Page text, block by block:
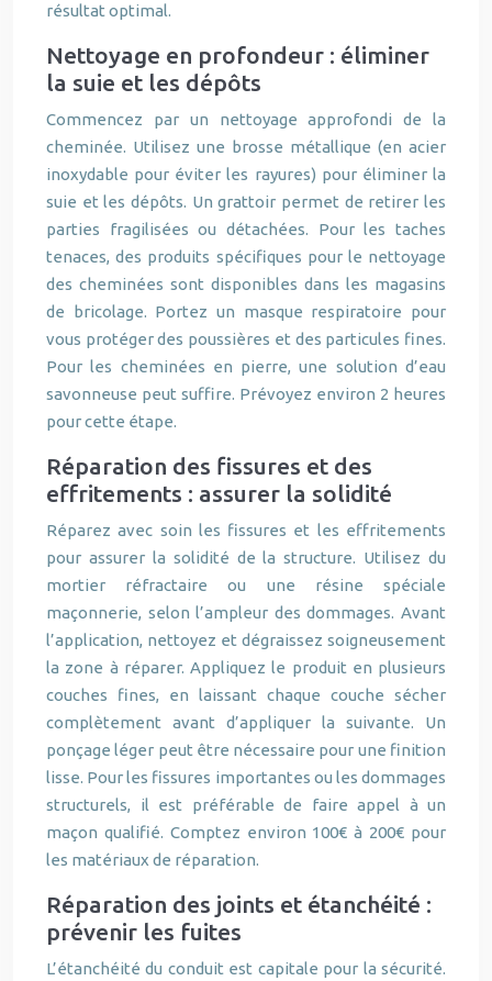
résultat optimal.
Nettoyage en profondeur : éliminer
la suie et les dépôts
Commencez par un nettoyage approfondi de la
cheminée. Utilisez une brosse métallique (en acier
inoxydable pour éviter les rayures) pour éliminer la
suie et les dépôts. Un grattoir permet de retirer les
parties fragilisées ou détachées. Pour les taches
tenaces, des produits spécifiques pour le nettoyage
des cheminées sont disponibles dans les magasins
de bricolage. Portez un masque respiratoire pour
vous protéger des poussières et des particules fines.
Pour les cheminées en pierre, une solution d’eau
savonneuse peut suffire. Prévoyez environ 2 heures
pour cette étape.
Réparation des fissures et des
effritements : assurer la solidité
Réparez avec soin les fissures et les effritements
pour assurer la solidité de la structure. Utilisez du
mortier réfractaire ou une résine spéciale
maçonnerie, selon l’ampleur des dommages. Avant
l’application, nettoyez et dégraissez soigneusement
la zone à réparer. Appliquez le produit en plusieurs
couches fines, en laissant chaque couche sécher
complètement avant d’appliquer la suivante. Un
ponçage léger peut être nécessaire pour une finition
lisse. Pour les fissures importantes ou les dommages
structurels, il est préférable de faire appel à un
maçon qualifié. Comptez environ 100€ à 200€ pour
les matériaux de réparation.
Réparation des joints et étanchéité :
prévenir les fuites
L’étanchéité du conduit est capitale pour la sécurité.